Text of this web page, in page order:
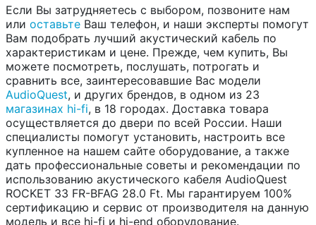
Если Вы затрудняетесь с выбором, позвоните нам
или оставьте Ваш телефон, и наши эксперты помогут
Вам подобрать лучший акустический кабель по
характеристикам и цене. Прежде, чем купить, Вы
можете посмотреть, послушать, потрогать и
сравнить все, заинтересовавшие Вас модели
AudioQuest, и других брендов, в одном из 23
магазинах hi-fi, в 18 городах. Доставка товара
осуществляется до двери по всей России. Наши
специалисты помогут установить, настроить все
купленное на нашем сайте оборудование, а также
дать профессиональные советы и рекомендации по
использованию акустического кабеля AudioQuest
ROCKET 33 FR-BFAG 28.0 Ft. Мы гарантируем 100%
сертификацию и сервис от производителя на данную
модель и все hi-fi и hi-end оборудование.